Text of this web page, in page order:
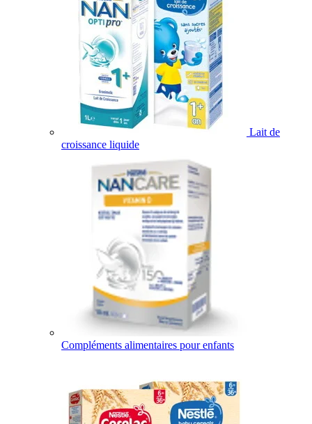
Lait de
croissance liquide
Compléments alimentaires pour enfants